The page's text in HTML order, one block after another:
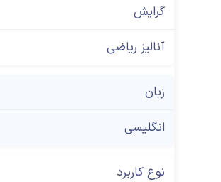
گرایش
آنالیز ریاضی
زبان
انگلیسی
نوع کاربرد